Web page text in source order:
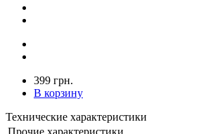
399 грн.
В корзину
Технические характеристики
Прочие характеристики